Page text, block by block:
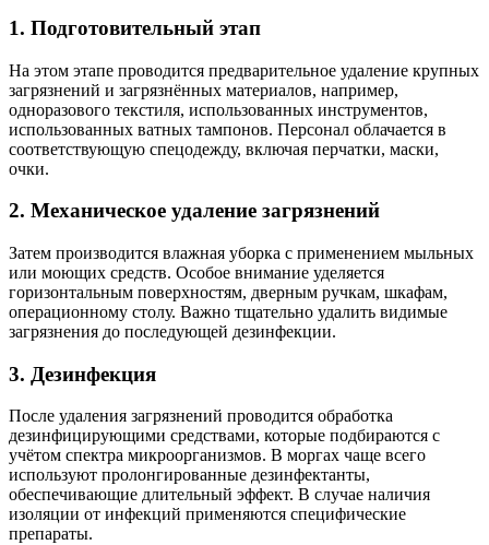
1. Подготовительный этап
На этом этапе проводится предварительное удаление крупных
загрязнений и загрязнённых материалов, например,
одноразового текстиля, использованных инструментов,
использованных ватных тампонов. Персонал облачается в
соответствующую спецодежду, включая перчатки, маски,
очки.
2. Механическое удаление загрязнений
Затем производится влажная уборка с применением мыльных
или моющих средств. Особое внимание уделяется
горизонтальным поверхностям, дверным ручкам, шкафам,
операционному столу. Важно тщательно удалить видимые
загрязнения до последующей дезинфекции.
3. Дезинфекция
После удаления загрязнений проводится обработка
дезинфицирующими средствами, которые подбираются с
учётом спектра микроорганизмов. В моргах чаще всего
используют пролонгированные дезинфектанты,
обеспечивающие длительный эффект. В случае наличия
изоляции от инфекций применяются специфические
препараты.